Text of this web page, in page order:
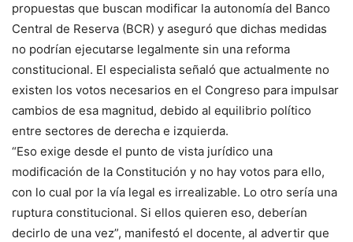
propuestas que buscan modificar la autonomía del Banco
Central de Reserva (BCR) y aseguró que dichas medidas
no podrían ejecutarse legalmente sin una reforma
constitucional. El especialista señaló que actualmente no
existen los votos necesarios en el Congreso para impulsar
cambios de esa magnitud, debido al equilibrio político
entre sectores de derecha e izquierda.
“Eso exige desde el punto de vista jurídico una
modificación de la Constitución y no hay votos para ello,
con lo cual por la vía legal es irrealizable. Lo otro sería una
ruptura constitucional. Si ellos quieren eso, deberían
decirlo de una vez”, manifestó el docente, al advertir que